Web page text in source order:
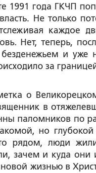
1991 года ГКЧП
Не только
каждое
Нет, теперь,
и уже
за
о
в
паломников по
но
рядом, люди
зачем и куда они
жизнью в